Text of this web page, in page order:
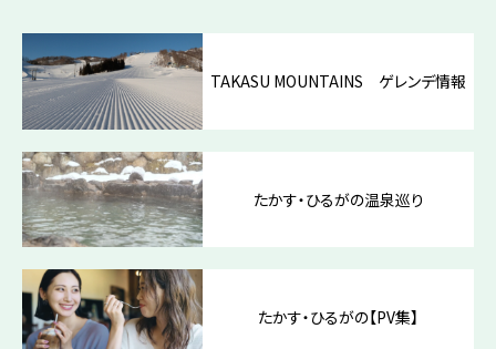
TAKASU MOUNTAINS ゲレンデ情報
たかす・ひるがの温泉巡り
たかす・ひるがの【PV集】